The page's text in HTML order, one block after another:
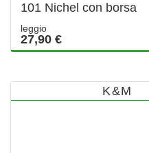
101 Nichel con borsa
leggio
27,90 €
K&M